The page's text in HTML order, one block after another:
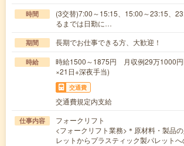
時間
(3交替)7:00～15:15、15:00～23:15、
るまでは日勤に…
期間 長期でお仕事できる方、大歓迎！
時給
時給1500～1875円 月収例29万1000
×21日+深夜手当)
交通費
交通費規定内支給
仕事内容
フォークリフト
<フォークリフト業務>＊原材料・製品
レットからプラスティック製パレット